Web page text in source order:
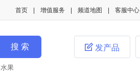
客服中心
频道地图
增值服务
首页
水果
 发产品